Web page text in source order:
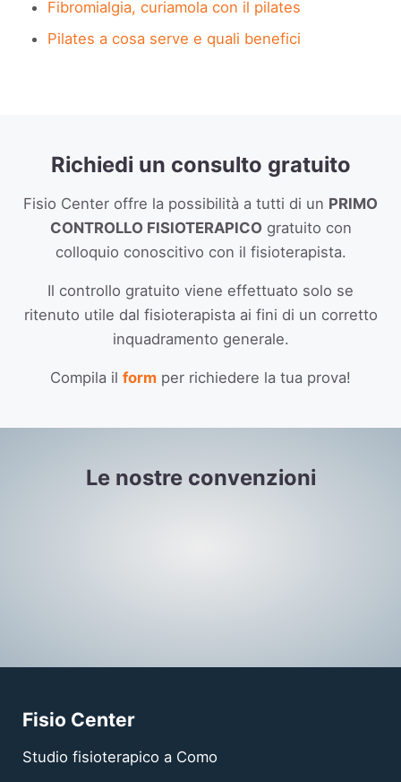
Fibromialgia, curiamola con il pilates
Pilates a cosa serve e quali benefici
Richiedi un consulto gratuito
Fisio Center offre la possibilità a tutti di un PRIMO
CONTROLLO FISIOTERAPICO gratuito con
colloquio conoscitivo con il fisioterapista.
Il controllo gratuito viene effettuato solo se
ritenuto utile dal fisioterapista ai fini di un corretto
inquadramento generale.​
Compila il form per richiedere la tua prova!
Le nostre convenzioni
Fisio Center
Studio fisioterapico a Como